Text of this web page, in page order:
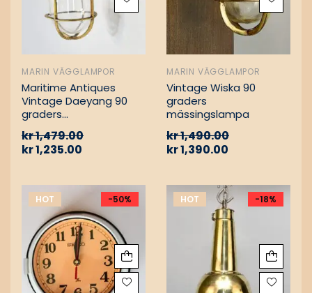
MARIN VÄGGLAMPOR
Maritime Antiques
Vintage Daeyang 90
graders
kr1,479.00
kr1,235.00
MARIN VÄGGLAMPOR
Vintage Wiska 90
graders
mässingslampa
kr1,490.00
kr1,390.00
HOT -50% HOT -18%